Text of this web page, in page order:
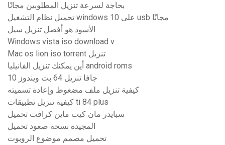
بحاجة لسرعة تنزيل المطلوبين مجانًا
تحميل نظام التشغيل windows 10 على usb مجانًا
الأسود هو أفضل تنزيل سيل
Windows vista iso download v
Mac os lion iso torrent تنزيل
أين يمكنك تنزيل الفانيليا android roms
جافا تنزيل 64 بت ويندوز 10
كيفية تنزيل ملف مضغوط وإعادة تسميته
كيفية تنزيل تطبيقات ti 84 plus
سبايدر مان كيب ماين كرافت تحميل
المجيدة نسخة صعود تحميل
تحميل مصمم موضوع الروبوت